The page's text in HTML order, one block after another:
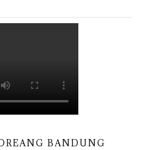
BANDUNG